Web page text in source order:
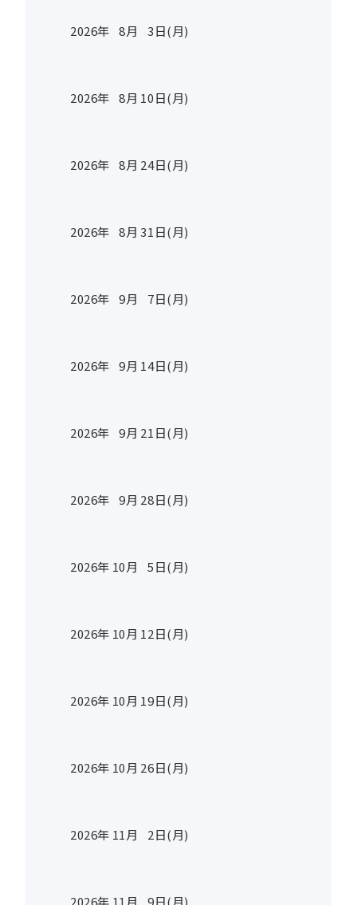
2026年 8月 3日(月)
2026年 8月 10日(月)
2026年 8月 24日(月)
2026年 8月 31日(月)
2026年 9月 7日(月)
2026年 9月 14日(月)
2026年 9月 21日(月)
2026年 9月 28日(月)
2026年 10月 5日(月)
2026年 10月 12日(月)
2026年 10月 19日(月)
2026年 10月 26日(月)
2026年 11月 2日(月)